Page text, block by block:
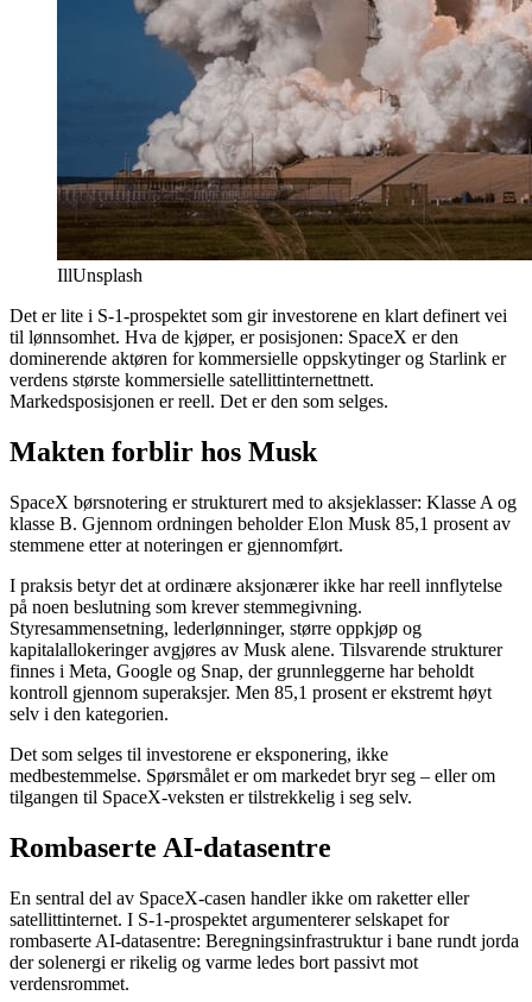
IllUnsplash
Det er lite i S-1-prospektet som gir investorene en klart definert vei
til lønnsomhet. Hva de kjøper, er posisjonen: SpaceX er den
dominerende aktøren for kommersielle oppskytinger og Starlink er
verdens største kommersielle satellittinternettnett.
Markedsposisjonen er reell. Det er den som selges.
Makten forblir hos Musk
SpaceX børsnotering er strukturert med to aksjeklasser: Klasse A og
klasse B. Gjennom ordningen beholder Elon Musk 85,1 prosent av
stemmene etter at noteringen er gjennomført.
I praksis betyr det at ordinære aksjonærer ikke har reell innflytelse
på noen beslutning som krever stemmegivning.
Styresammensetning, lederlønninger, større oppkjøp og
kapitalallokeringer avgjøres av Musk alene. Tilsvarende strukturer
finnes i Meta, Google og Snap, der grunnleggerne har beholdt
kontroll gjennom superaksjer. Men 85,1 prosent er ekstremt høyt
selv i den kategorien.
Det som selges til investorene er eksponering, ikke
medbestemmelse. Spørsmålet er om markedet bryr seg – eller om
tilgangen til SpaceX-veksten er tilstrekkelig i seg selv.
Rombaserte AI-datasentre
En sentral del av SpaceX-casen handler ikke om raketter eller
satellittinternet. I S-1-prospektet argumenterer selskapet for
rombaserte AI-datasentre: Beregningsinfrastruktur i bane rundt jorda
der solenergi er rikelig og varme ledes bort passivt mot
verdensrommet.